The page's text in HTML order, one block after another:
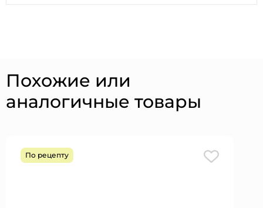
Похожие или
аналогичные товары
По рецепту